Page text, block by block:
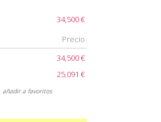
34,500 €
Precio
34,500 €
25,091 €
añadir a favoritos